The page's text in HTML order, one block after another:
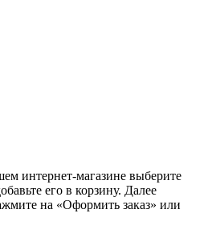
интернет-магазине выберите
его в корзину. Далее
на «Оформить заказ» или